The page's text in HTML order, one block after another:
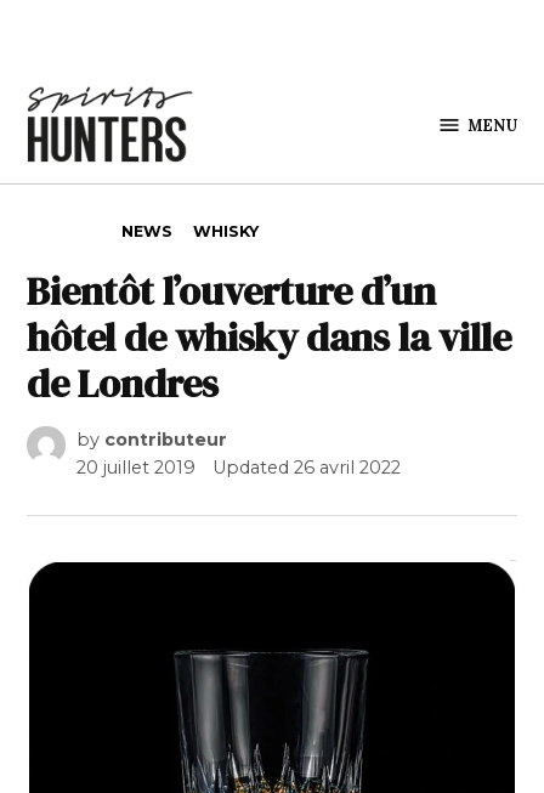
MENU
NEWS WHISKY
Bientôt l’ouverture d’un
hôtel de whisky dans la ville
de Londres
by contributeur
20 juillet 2019
Updated26 avril 2022